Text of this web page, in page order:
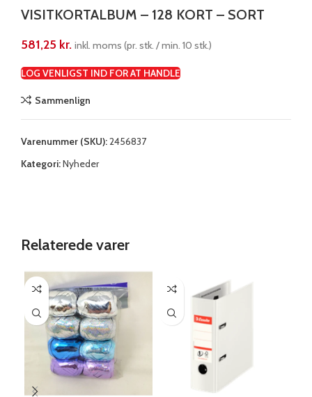
VISITKORTALBUM – 128 KORT – SORT
581,25 kr. inkl. moms (pr. stk. / min. 10 stk.)
LOG VENLIGST IND FOR AT HANDLE
Sammenlign
Varenummer (SKU):2456837
Kategori:Nyheder
Relaterede varer